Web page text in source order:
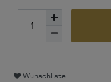
Wunschliste